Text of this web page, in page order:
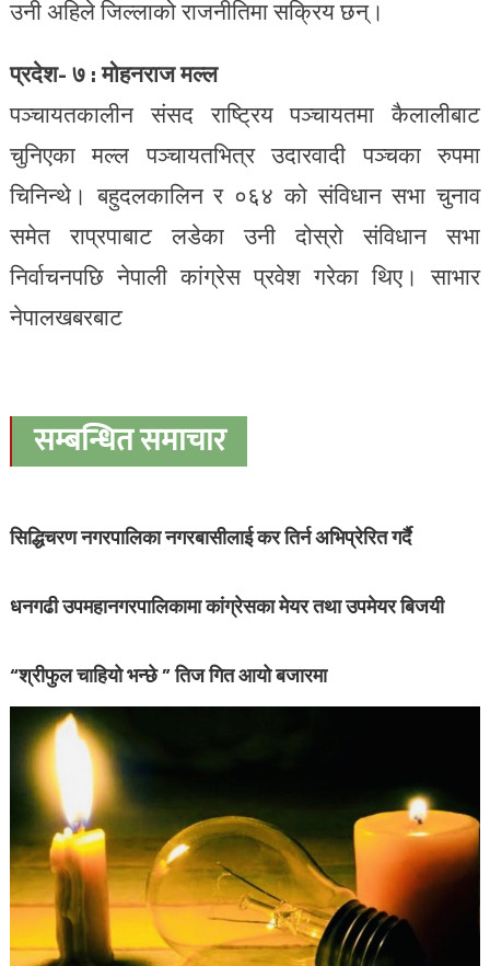
उनी अहिले जिल्लाको राजनीतिमा सक्रिय छन्।
प्रदेश- ७ : मोहनराज मल्ल
पञ्चायतकालीन संसद राष्ट्रिय पञ्चायतमा कैलालीबाट
चुनिएका मल्ल पञ्चायतभित्र उदारवादी पञ्चका रुपमा
चिनिन्थे। बहुदलकालिन र ०६४ को संविधान सभा चुनाव
समेत राप्रपाबाट लडेका उनी दोस्रो संविधान सभा
निर्वाचनपछि नेपाली कांग्रेस प्रवेश गरेका थिए। साभार
नेपालखबरबाट
सम्बन्धित समाचार
सिद्धिचरण नगरपालिका नगरबासीलाई कर तिर्न अभिप्रेरित गर्दै
धनगढी उपमहानगरपालिकामा कांग्रेसका मेयर तथा उपमेयर बिजयी
“श्रीफुल चाहियो भन्छे ” तिज गित आयो बजारमा